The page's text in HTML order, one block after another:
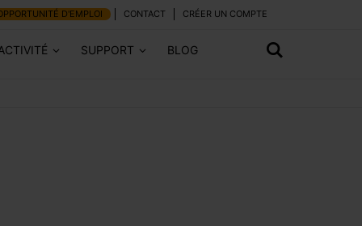
D'EMPLOI CONTACT CRÉER UN COMPTE
SUPPORT BLOG